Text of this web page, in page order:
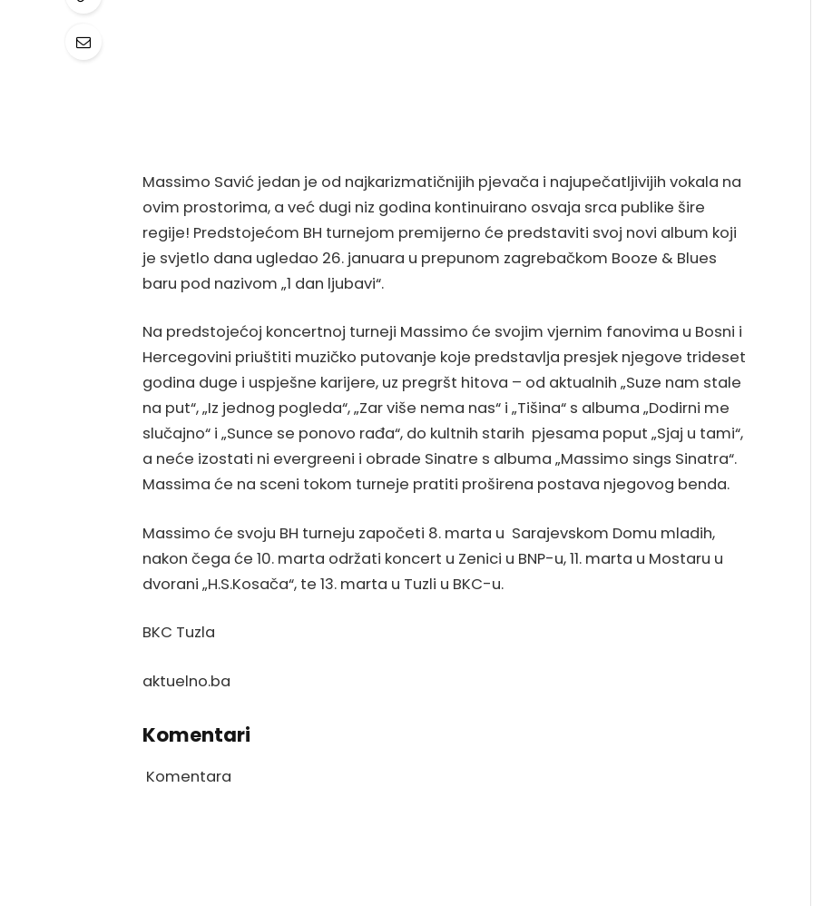
Massimo Savić jedan je od najkarizmatičnijih pjevača i najupečatljivijih vokala na
ovim prostorima, a već dugi niz godina kontinuirano osvaja srca publike šire
regije! Predstojećom BH turnejom premijerno će predstaviti svoj novi album koji
je svjetlo dana ugledao 26. januara u prepunom zagrebačkom Booze & Blues
baru pod nazivom „1 dan ljubavi“.
Na predstojećoj koncertnoj turneji Massimo će svojim vjernim fanovima u Bosni i
Hercegovini priuštiti muzičko putovanje koje predstavlja presjek njegove trideset
godina duge i uspješne karijere, uz pregršt hitova – od aktualnih „Suze nam stale
na put“, „Iz jednog pogleda“, „Zar više nema nas“ i „Tišina“ s albuma „Dodirni me
slučajno“ i „Sunce se ponovo rađa“, do kultnih starih pjesama poput „Sjaj u tami“,
a neće izostati ni evergreeni i obrade Sinatre s albuma „Massimo sings Sinatra“.
Massima će na sceni tokom turneje pratiti proširena postava njegovog benda.
Massimo će svoju BH turneju započeti 8. marta u Sarajevskom Domu mladih,
nakon čega će 10. marta održati koncert u Zenici u BNP-u, 11. marta u Mostaru u
dvorani „H.S.Kosača“, te 13. marta u Tuzli u BKC-u.
BKC Tuzla
aktuelno.ba
Komentari
Komentara